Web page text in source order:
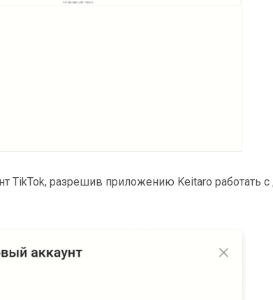
TikTok, разрешив приложению Keitaro работать